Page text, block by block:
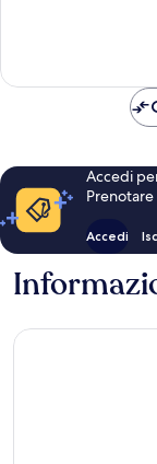
Accedi
Accedi